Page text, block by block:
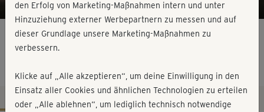
Faszien Yoga - Einsteiger
den Erfolg von Marketing-Maßnahmen intern und unter
Hinzuziehung externer Werbepartnern zu messen und auf
dieser Grundlage unsere Marketing-Maßnahmen zu
verbessern.
Klicke auf „Alle akzeptieren“, um deine Einwilligung in den
Einsatz aller Cookies und ähnlichen Technologien zu erteilen
oder „Alle ablehnen“, um lediglich technisch notwendige